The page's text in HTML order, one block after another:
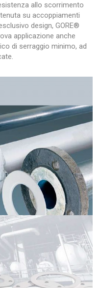
allo scorrimento
su accoppiamenti
design, GORE®
applicazione anche
di serraggio minimo, ad